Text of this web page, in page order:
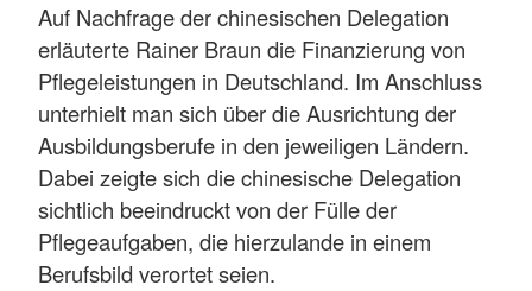
Auf Nachfrage der chinesischen Delegation
erläuterte Rainer Braun die Finanzierung von
Pflegeleistungen in Deutschland. Im Anschluss
unterhielt man sich über die Ausrichtung der
Ausbildungsberufe in den jeweiligen Ländern.
Dabei zeigte sich die chinesische Delegation
sichtlich beeindruckt von der Fülle der
Pflegeaufgaben, die hierzulande in einem
Berufsbild verortet seien.